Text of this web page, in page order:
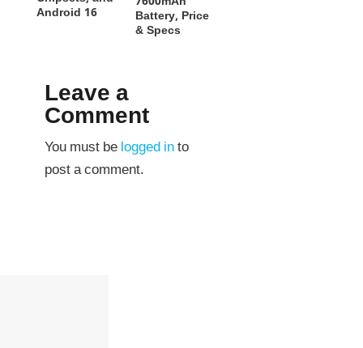
Android 16
Battery, Price
& Specs
Leave a
Comment
You must be logged into
post a comment.